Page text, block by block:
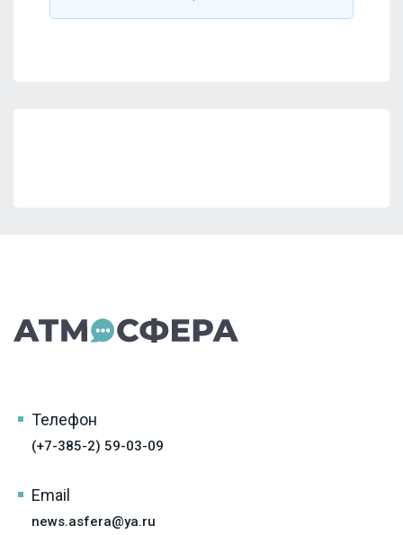
Телефон
(+7-385-2) 59-03-09
Email
news.asfera@ya.ru